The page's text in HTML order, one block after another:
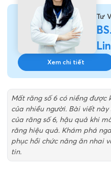
Tư
Xem chi tiết
Mất răng số 6 có niềng được
của nhiều người. Bài viết
của răng số 6, hậu quả khi
răng hiệu quả. Khám phá
phục hồi chức năng ăn nhai
tin.